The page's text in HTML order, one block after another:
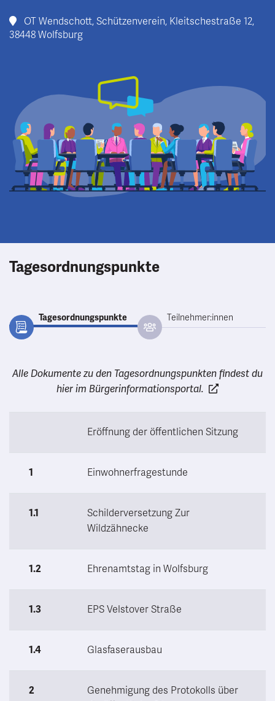
OT Wendschott, Schützenverein, Kleitschestraße 12,
38448 Wolfsburg
Tagesordnungspunkte
Tagesordnungspunkte Teilnehmer:innen
Alle Dokumente zu den Tagesordnungspunkten findest du
hier im Bürgerinformationsportal.
Eröffnung der öffentlichen Sitzung
1 Einwohnerfragestunde
1.1
Schilderversetzung Zur
Wildzähnecke
1.2 Ehrenamtstag in Wolfsburg
1.3 EPS Velstover Straße
1.4 Glasfaserausbau
2
Genehmigung des Protokolls über